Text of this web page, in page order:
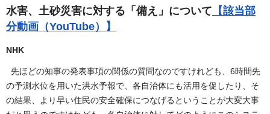
水害、土砂災害に対する「備え」について 【該当部
分動画（YouTube）】
NHK
先ほどの知事の発表事項の関係の質問なのですけれども、6時間先
の予測水位を用いた洪水予報で、各自治体にも活用を促したり、そ
の結果、より早い住民の安全確保につなげるということが大変大事